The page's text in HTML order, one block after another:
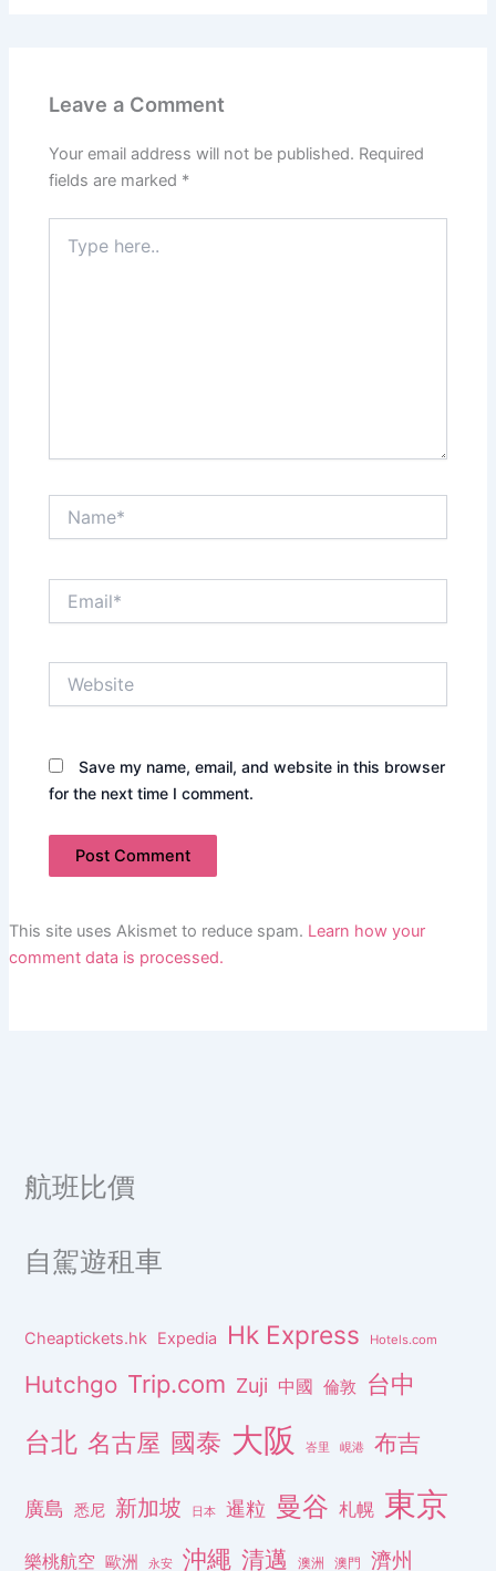
Leave a Comment
Your email address will not be published. Required
fields are marked *
here..
Save my name, email, and website in this browser
for the next time I comment.
This site uses Akismet to reduce spam. Learn how your
comment data is processed.
航班比價
自駕遊租車
Cheaptickets.hk Expedia Hk Express Hotels.com
Hutchgo Trip.com Zuji 中國 倫敦 台中
台北 名古屋 國泰 大阪 峇里 峴港 布吉
廣島 悉尼 新加坡 日本 暹粒 曼谷 札幌 東京
樂桃航空 歐洲 永安 沖繩 清邁 澳洲 澳門 濟州